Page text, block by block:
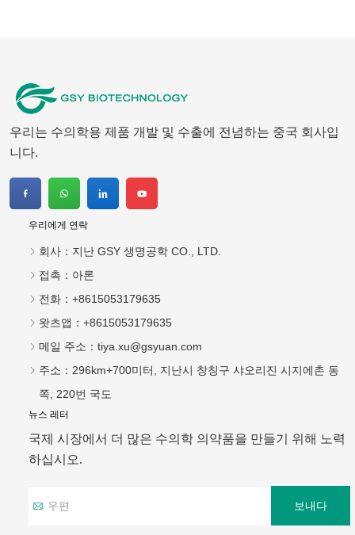
우리는 수의학용 제품 개발 및 수출에 전념하는 중국 회사입
니다.
우리에게 연락
회사： 지난 GSY 생명공학 CO., LTD.
접촉： 아론
전화： +8615053179635
왓츠앱： +8615053179635
메일 주소： tiya.xu@gsyuan.com
주소： 296km+700미터, 지난시 창칭구 샤오리진 시지에촌 동
쪽, 220번 국도
뉴스 레터
국제 시장에서 더 많은 수의학 의약품을 만들기 위해 노력
하십시오.
보내다